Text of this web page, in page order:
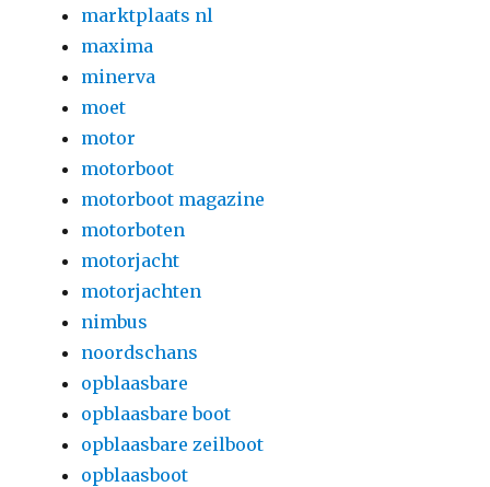
marktplaats nl
maxima
minerva
moet
motor
motorboot
motorboot magazine
motorboten
motorjacht
motorjachten
nimbus
noordschans
opblaasbare
opblaasbare boot
opblaasbare zeilboot
opblaasboot